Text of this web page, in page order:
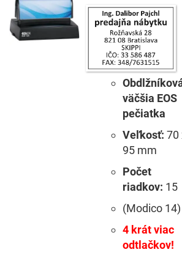
väčšia EOS
pečiatka
Veľkosť: 70
95 mm
Počet
riadkov: 15
(Modico 14)
4 krát viac
odtlačkov!